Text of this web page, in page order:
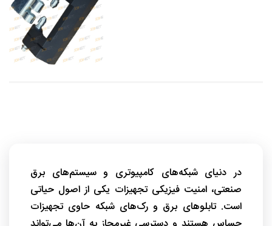
در دنیای شبکه‌های کامپیوتری و سیستم‌های برق
صنعتی، امنیت فیزیکی تجهیزات یکی از اصول حیاتی
است. تابلوهای برق و رک‌های شبکه حاوی تجهیزات